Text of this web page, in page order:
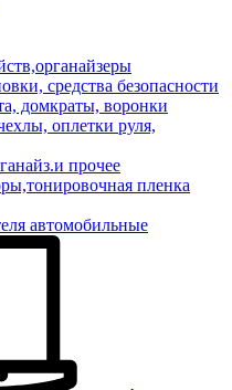
средства безопасности
домкраты, воронки
оплетки руля,
прочее
пленка
автомобильные